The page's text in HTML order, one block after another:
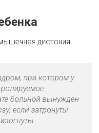
дистония
при котором у
больной вынужден
если затронуты